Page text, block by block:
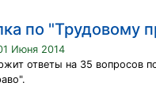
по "Трудовому
Июня 2014
ответы на 35 вопросов